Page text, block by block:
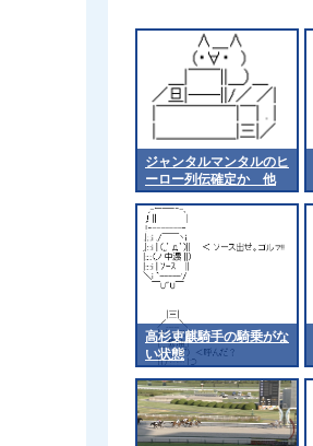
ジャンタルマンタルのヒ
ーロー列伝確定か 他
高杉吏麒騎手の騎乗がな
い状態